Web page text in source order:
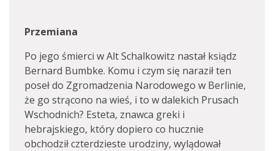
Przemiana
Po jego śmierci w Alt Schalkowitz nastał ksiądz
Bernard Bumbke. Komu i czym się naraził ten
poseł do Zgromadzenia Narodowego w Berlinie,
że go strącono na wieś, i to w dalekich Prusach
Wschodnich? Esteta, znawca greki i
hebrajskiego, który dopiero co hucznie
obchodził czterdzieste urodziny, wylądował